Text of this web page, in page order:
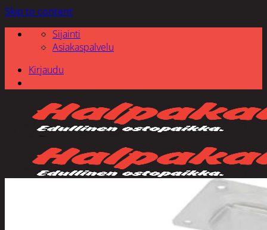
Skip to content
Sijainti
Asiakaspalvelu
Kirjaudu